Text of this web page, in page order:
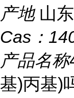
产地 山东
Cas：
产品名称
基)丙基)